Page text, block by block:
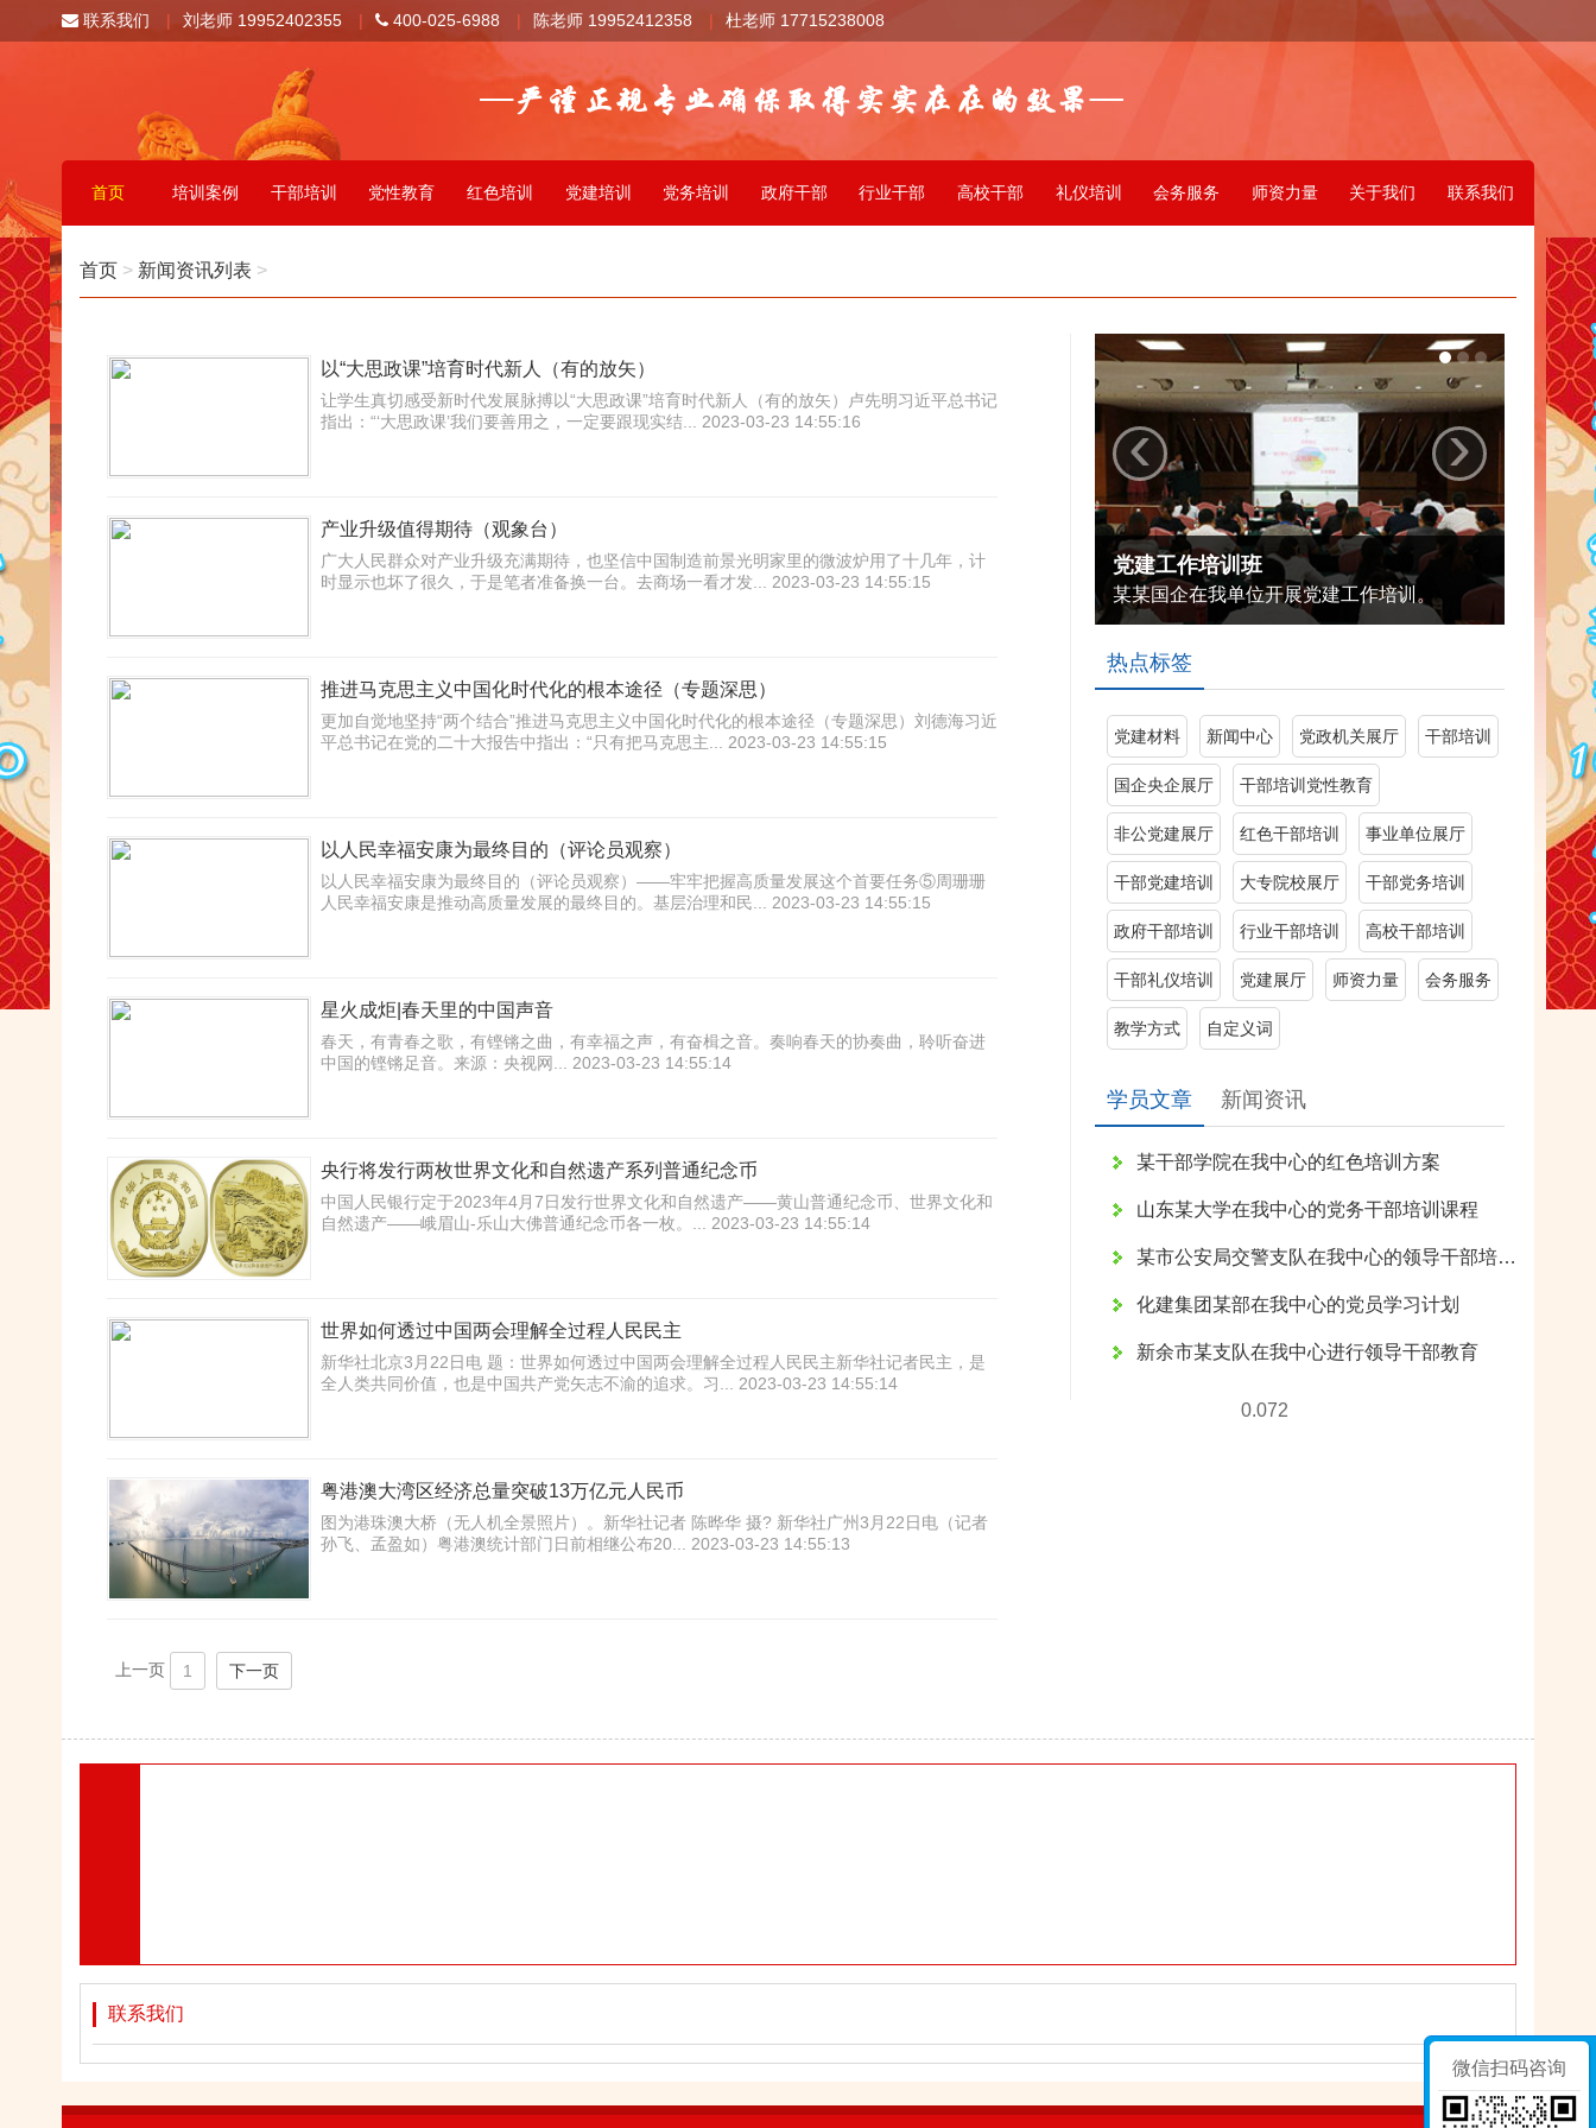
联系我们 | 刘老师 19952402355 | 400-025-6988 | 陈老师 19952412358 | 杜老师 17715238008
首页 培训案例 干部培训 党性教育 红色培训 党建培训 党务培训 政府干部 行业干部 高校干部 礼仪培训 会务服务 师资力量 关于我们 联系我们
首页 > 新闻资讯列表 >
以“大思政课”培育时代新人（有的放矢）
让学生真切感受新时代发展脉搏以“大思政课”培育时代新人（有的放矢）卢先明习近平总书记
指出：“‘大思政课’我们要善用之，一定要跟现实结... 2023-03-23 14:55:16
产业升级值得期待（观象台）
广大人民群众对产业升级充满期待，也坚信中国制造前景光明家里的微波炉用了十几年，计
时显示也坏了很久，于是笔者准备换一台。去商场一看才发... 2023-03-23 14:55:15
推进马克思主义中国化时代化的根本途径（专题深思）
更加自觉地坚持“两个结合”推进马克思主义中国化时代化的根本途径（专题深思）刘德海习近
平总书记在党的二十大报告中指出：“只有把马克思主... 2023-03-23 14:55:15
以人民幸福安康为最终目的（评论员观察）
以人民幸福安康为最终目的（评论员观察）——牢牢把握高质量发展这个首要任务⑤周珊珊
人民幸福安康是推动高质量发展的最终目的。基层治理和民... 2023-03-23 14:55:15
星火成炬|春天里的中国声音
春天，有青春之歌，有铿锵之曲，有幸福之声，有奋楫之音。奏响春天的协奏曲，聆听奋进
中国的铿锵足音。来源：央视网... 2023-03-23 14:55:14
央行将发行两枚世界文化和自然遗产系列普通纪念币
中国人民银行定于2023年4月7日发行世界文化和自然遗产——黄山普通纪念币、世界文化和
自然遗产——峨眉山-乐山大佛普通纪念币各一枚。... 2023-03-23 14:55:14
世界如何透过中国两会理解全过程人民民主
新华社北京3月22日电 题：世界如何透过中国两会理解全过程人民民主新华社记者民主，是
全人类共同价值，也是中国共产党矢志不渝的追求。习... 2023-03-23 14:55:14
粤港澳大湾区经济总量突破13万亿元人民币
图为港珠澳大桥（无人机全景照片）。新华社记者 陈晔华 摄? 新华社广州3月22日电（记者
孙飞、孟盈如）粤港澳统计部门日前相继公布20... 2023-03-23 14:55:13
上一页 1 下一页
党建工作培训班
某某国企在我单位开展党建工作培训。
‹ ›
热点标签
党建材料 新闻中心 党政机关展厅 干部培训
国企央企展厅 干部培训党性教育
非公党建展厅 红色干部培训 事业单位展厅
干部党建培训 大专院校展厅 干部党务培训
政府干部培训 行业干部培训 高校干部培训
干部礼仪培训 党建展厅 师资力量 会务服务
教学方式 自定义词
学员文章 新闻资讯
某干部学院在我中心的红色培训方案
山东某大学在我中心的党务干部培训课程
某市公安局交警支队在我中心的领导干部培训课程
化建集团某部在我中心的党员学习计划
新余市某支队在我中心进行领导干部教育
0.072
联系我们
微信扫码咨询